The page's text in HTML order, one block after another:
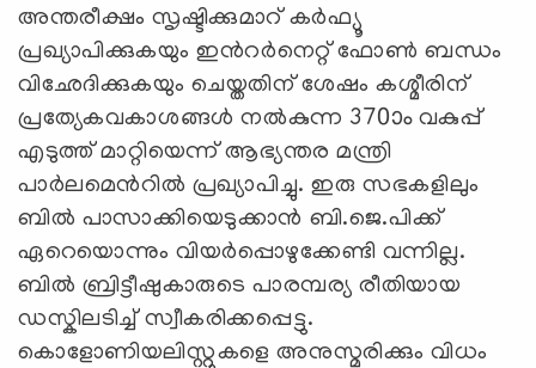
അന്തരീക്ഷം സൃഷ്ടിക്കുമാറ് കര്‍ഫ്യൂ
പ്രഖ്യാപിക്കുകയും ഇന്‍റര്‍നെറ്റ് ഫോണ്‍ ബന്ധം
വിഛേദിക്കുകയും ചെയ്തതിന് ശേഷം കശ്മീരിന്
പ്രത്യേകവകാശങ്ങള്‍ നല്‍കുന്ന 370ാം വകുപ്പ്
എടുത്ത് മാറ്റിയെന്ന് ആഭ്യന്തര മന്ത്രി
പാര്‍ലമെന്‍റില്‍ പ്രഖ്യാപിച്ചു. ഇരു സഭകളിലും
ബില്‍ പാസാക്കിയെടുക്കാന്‍ ബി.ജെ.പിക്ക്
ഏറെയൊന്നും വിയര്‍പ്പൊഴുക്കേണ്ടി വന്നില്ല.
ബില്‍ ബ്രിട്ടീഷുകാരുടെ പാരമ്പര്യ രീതിയായ
ഡസ്കിലടിച്ച് സ്വീകരിക്കപ്പെട്ടു.
കൊളോണിയലിസ്റ്റുകളെ അനുസ്മരിക്കും വിധം